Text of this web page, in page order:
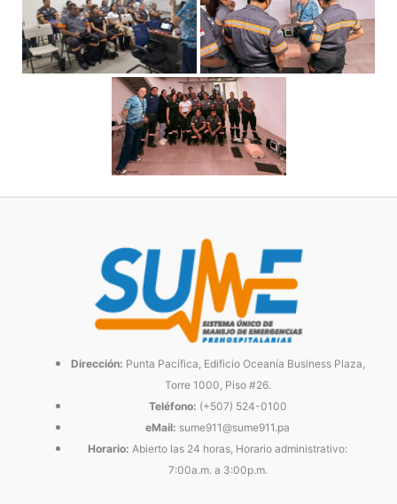
Dirección: Punta Pacífica, Edificio Oceanía Business Plaza,
Torre 1000, Piso #26.
Teléfono: (+507) 524-0100
eMail: sume911@sume911.pa
Horario: Abierto las 24 horas, Horario administrativo:
7:00a.m. a 3:00p.m.